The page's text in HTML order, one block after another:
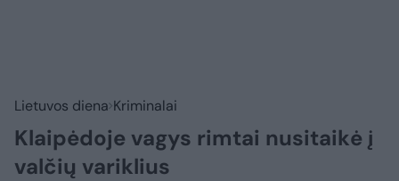
Lietuvos diena Kriminalai
Klaipėdoje vagys rimtai nusitaikė į
valčių variklius